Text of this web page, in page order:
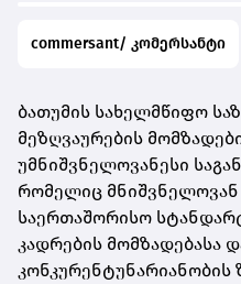
commersant/ კომერსანტი
ბათუმის სახელმწიფო
მეზღვაურების
უმნიშვნელოვანესი
რომელიც
საერთაშორისო
კადრების მომზადებასა
კონკურენტუნარიანობის